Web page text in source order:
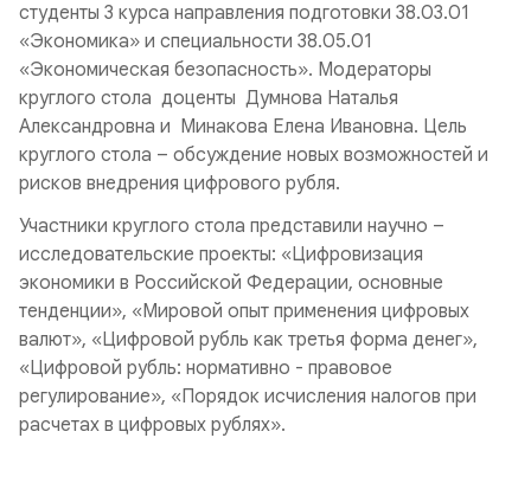
студенты 3 курса направления подготовки 38.03.01
«Экономика» и специальности 38.05.01
«Экономическая безопасность». Модераторы
круглого стола доценты Думнова Наталья
Александровна и Минакова Елена Ивановна. Цель
круглого стола – обсуждение новых возможностей и
рисков внедрения цифрового рубля.
Участники круглого стола представили научно –
исследовательские проекты: «Цифровизация
экономики в Российской Федерации, основные
тенденции», «Мировой опыт применения цифровых
валют», «Цифровой рубль как третья форма денег»,
«Цифровой рубль: нормативно - правовое
регулирование», «Порядок исчисления налогов при
расчетах в цифровых рублях».